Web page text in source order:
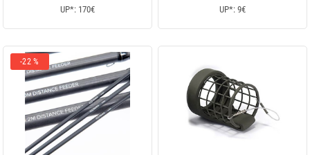
UP*: 170€ UP*: 9€
-22 %